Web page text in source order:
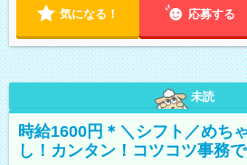
気になる！ 応募する
未読
時給1600円＊＼シフト／めち
し！カンタン！コツコツ事務で